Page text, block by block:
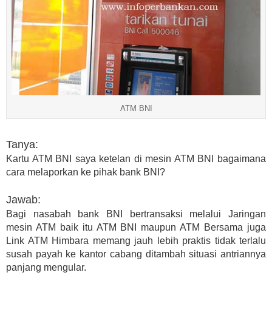
ATM BNI
Tanya:
Kartu ATM BNI saya ketelan di mesin ATM BNI bagaimana
cara melaporkan ke pihak bank BNI?
Jawab:
Bagi nasabah bank BNI bertransaksi melalui Jaringan
mesin ATM baik itu ATM BNI maupun ATM Bersama juga
Link ATM Himbara memang jauh lebih praktis tidak terlalu
susah payah ke kantor cabang ditambah situasi antriannya
panjang mengular.